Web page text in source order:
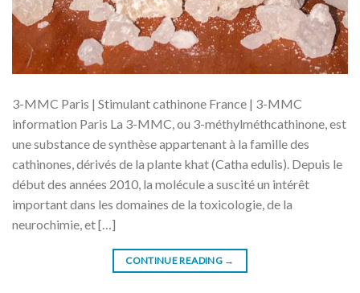
3-MMC Paris | Stimulant cathinone France | 3-MMC
information Paris La 3-MMC, ou 3-méthylméthcathinone, est
une substance de synthèse appartenant à la famille des
cathinones, dérivés de la plante khat (Catha edulis). Depuis le
début des années 2010, la molécule a suscité un intérêt
important dans les domaines de la toxicologie, de la
neurochimie, et […]
CONTINUE READING →